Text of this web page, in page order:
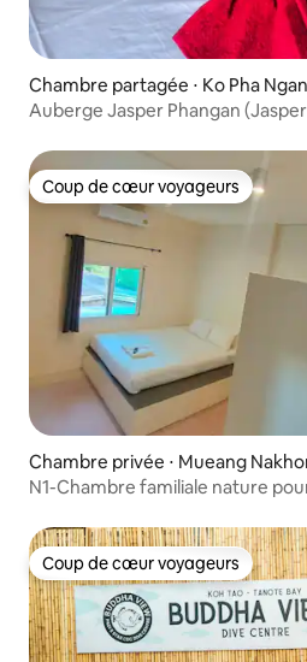
Chambre partagée ⋅ Ko Pha Ngan
Auberge Jasper Phangan
Coup de cœur voyageurs
Coup de cœur voyageurs
Chambre privée ⋅ Mueang
N1-Chambre familiale nature
Coup de cœur voyageurs
Coup de cœur voyageurs